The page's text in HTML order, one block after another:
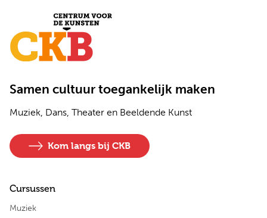
Samen cultuur toegankelijk maken
Muziek, Dans, Theater en Beeldende Kunst
Kom langs bij CKB
Cursussen
Muziek